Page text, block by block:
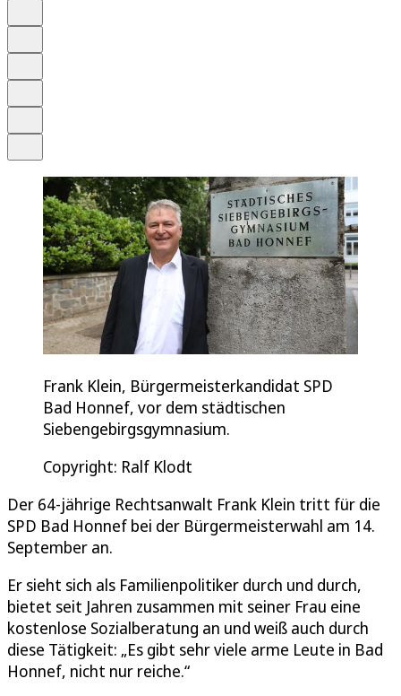
Frank Klein, Bürgermeisterkandidat SPD
Bad Honnef, vor dem städtischen
Siebengebirgsgymnasium.
Copyright: Ralf Klodt
Der 64-jährige Rechtsanwalt Frank Klein tritt für die
SPD Bad Honnef bei der Bürgermeisterwahl am 14.
September an.
Er sieht sich als Familienpolitiker durch und durch,
bietet seit Jahren zusammen mit seiner Frau eine
kostenlose Sozialberatung an und weiß auch durch
diese Tätigkeit: „Es gibt sehr viele arme Leute in Bad
Honnef, nicht nur reiche.“